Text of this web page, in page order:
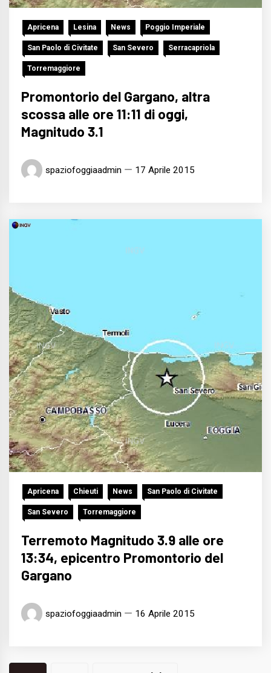
Apricena Lesina News Poggio Imperiale
San Paolo di Civitate San Severo Serracapriola
Torremaggiore
Promontorio del Gargano, altra
scossa alle ore 11:11 di oggi,
Magnitudo 3.1
spaziofoggiaadmin 17 Aprile 2015
Apricena Chieuti News San Paolo di Civitate
San Severo Torremaggiore
Terremoto Magnitudo 3.9 alle ore
13:34, epicentro Promontorio del
Gargano
spaziofoggiaadmin 16 Aprile 2015